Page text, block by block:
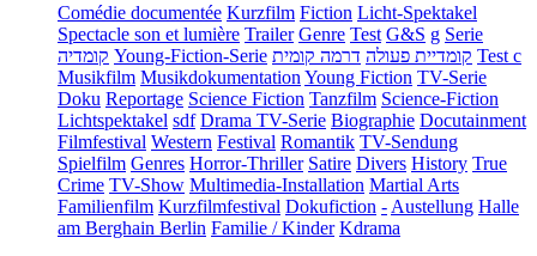
Comédie documentée Kurzfilm Fiction Licht-Spektakel
Spectacle son et lumière Trailer Genre Test G&S g Serie
קומדיה Young-Fiction-Serie קומדיית פעולה דרמה קומית
Test c
Musikfilm Musikdokumentation Young Fiction TV-Serie
Doku Reportage Science Fiction Tanzfilm Science-Fiction
Lichtspektakel sdf Drama TV-Serie Biographie Docutainment
Filmfestival Western Festival Romantik TV-Sendung
Spielfilm Genres Horror-Thriller Satire Divers History True
Crime TV-Show Multimedia-Installation Martial Arts
Familienfilm Kurzfilmfestival Dokufiction - Austellung Halle
am Berghain Berlin Familie / Kinder Kdrama